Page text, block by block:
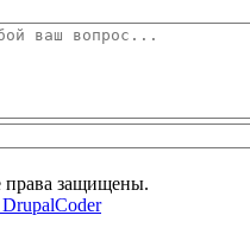
права защищены.